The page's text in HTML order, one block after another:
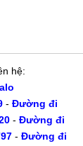
hệ:
- Đường đi
- Đường đi
- Đường đi